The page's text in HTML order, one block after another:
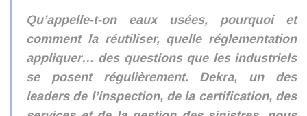
Qu’appelle-t-on eaux usées, pourquoi et
comment la réutiliser, quelle réglementation
appliquer… des questions que les industriels
se posent régulièrement. Dekra, un des
leaders de l’inspection, de la certification, des